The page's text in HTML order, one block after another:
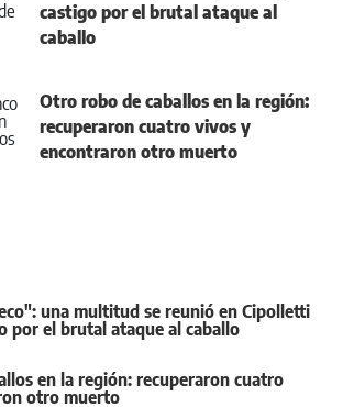
castigo por el brutal ataque al
caballo
Otro robo de caballos en la región:
recuperaron cuatro vivos y
encontraron otro muerto
una multitud se reunió en Cipolletti
por el brutal ataque al caballo
en la región: recuperaron cuatro
otro muerto